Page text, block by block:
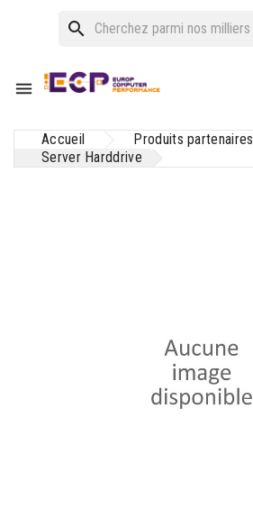
search

Accueil
Produits partenaires
Server Harddrive